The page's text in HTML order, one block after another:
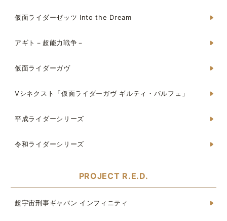
仮面ライダーゼッツ Into the Dream
アギト－超能力戦争－
仮面ライダーガヴ
Vシネクスト「仮面ライダーガヴ ギルティ・パルフェ」
平成ライダーシリーズ
令和ライダーシリーズ
PROJECT R.E.D.
超宇宙刑事ギャバン インフィニティ